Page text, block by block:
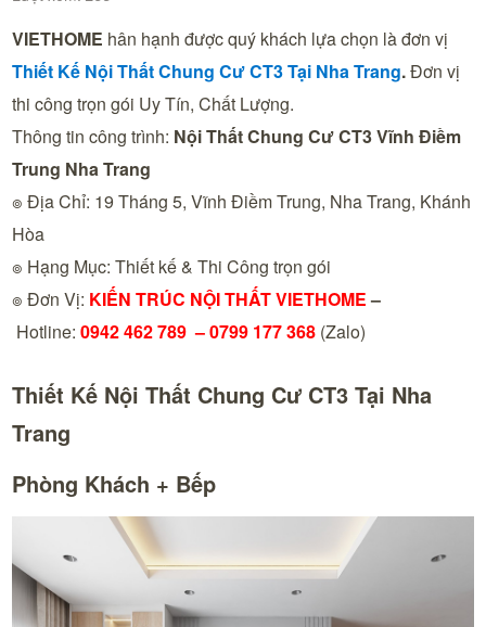
VIETHOME hân hạnh được quý khách lựa chọn là đơn vị
Thiết Kế Nội Thất Chung Cư CT3 Tại Nha Trang.Đơn vị
thi công trọn gói Uy Tín, Chất Lượng.
Thông tin công trình: Nội Thất Chung Cư CT3 Vĩnh Điềm
Trung Nha Trang
๏ Địa Chỉ: 19 Tháng 5, Vĩnh Điềm Trung, Nha Trang, Khánh
Hòa
๏ Hạng Mục: Thiết kế & Thi Công trọn gói
๏ Đơn Vị: KIẾN TRÚC NỘI THẤT VIETHOME–
Hotline:0942 462 789 –0799 177 368 (Zalo)
Thiết Kế Nội Thất Chung Cư CT3 Tại Nha
Trang
Phòng Khách + Bếp